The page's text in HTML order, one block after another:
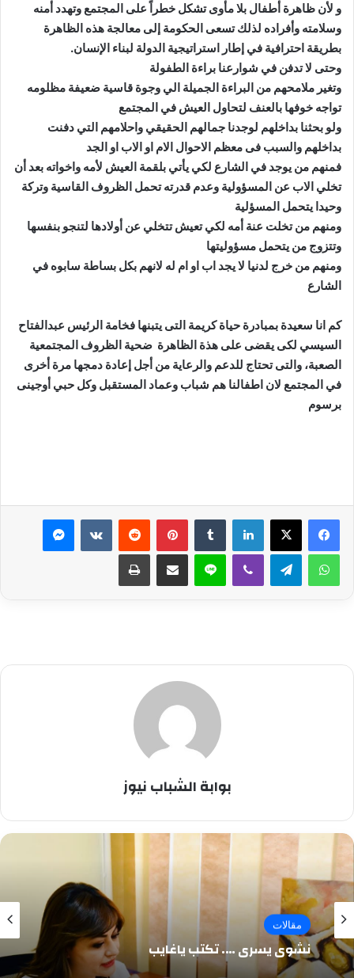
و لأن ظاهرة أطفال بلا مأوى تشكل خطراً على المجتمع وتهدد أمنه
وسلامته وأفراده لذلك تسعى الحكومة إلى معالجة هذه الظاهرة
بطريقة احترافية في إطار استراتيجية الدولة لبناء الإنسان.
وحتى لا تدفن في شوارعنا براءة الطفولة
وتغير ملامحهم من البراءة الجميلة الي وجوة قاسية ضعيفة مظلومه
تواجه خوفها بالعنف لتحاول العيش في المجتمع
ولو بحثنا بداخلهم لوجدنا جمالهم الحقيقي واحلامهم التي دفنت
بداخلهم والسبب فى معظم الاحوال الام او الاب او الجد
فمنهم من يوجد في الشارع لكي يأتي بلقمة العيش لأمه واخواته بعد أن
تخلي الاب عن المسؤولية وعدم قدرته تحمل الظروف القاسية وتركة
وحيدا يتحمل المسؤلية
ومنهم من تخلت عنة أمه لكي تعيش تتخلي عن أولادها لتنجو بنفسها
وتتزوج من يتحمل مسؤوليتها
ومنهم من خرج لدنيا لا يجد اب او ام له لانهم بكل بساطة سابوه في
الشارع
كم انا سعيدة بمبادرة حياة كريمة التى يتبنها فخامة الرئيس عبدالفتاح
السيسي لكى يقضى على هذة الظاهرة ضحية الظروف المجتمعية
الصعبة، والتى تحتاج للدعم والرعاية من أجل إعادة دمجها مرة أخرى
في المجتمع لان اطفالنا هم شباب وعماد المستقبل وكل حبي أوجينى
برسوم
لينكدإن بينتيريست ماسنجر
واتساب تيلقرام ڤايبر لاين مشاركة عبر البريد طباعة
بوابة الشباب نيوز
مقالات
نشوى يسرى …. تكتب ياغايب